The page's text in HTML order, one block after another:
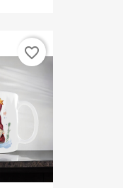
favorite_border